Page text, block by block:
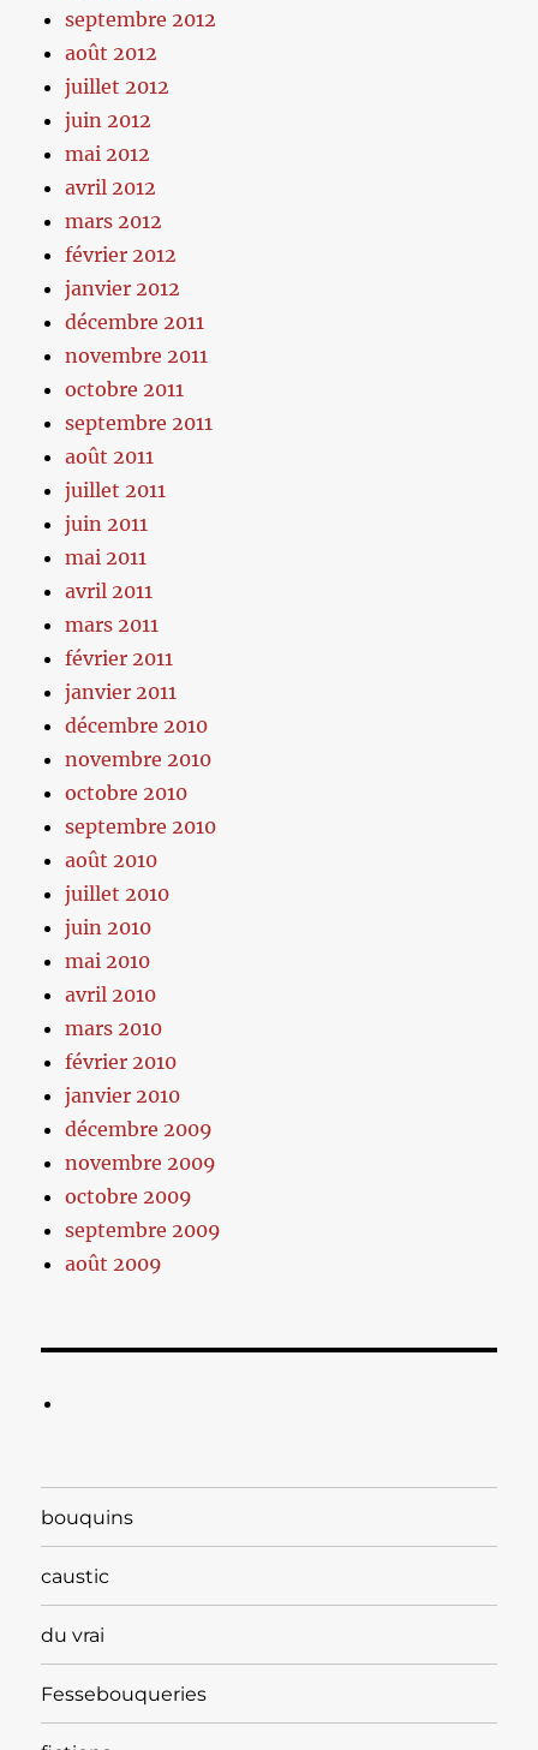
septembre 2012
août 2012
juillet 2012
juin 2012
mai 2012
avril 2012
mars 2012
février 2012
janvier 2012
décembre 2011
novembre 2011
octobre 2011
septembre 2011
août 2011
juillet 2011
juin 2011
mai 2011
avril 2011
mars 2011
février 2011
janvier 2011
décembre 2010
novembre 2010
octobre 2010
septembre 2010
août 2010
juillet 2010
juin 2010
mai 2010
avril 2010
mars 2010
février 2010
janvier 2010
décembre 2009
novembre 2009
octobre 2009
septembre 2009
août 2009
bouquins
caustic
du vrai
Fessebouqueries